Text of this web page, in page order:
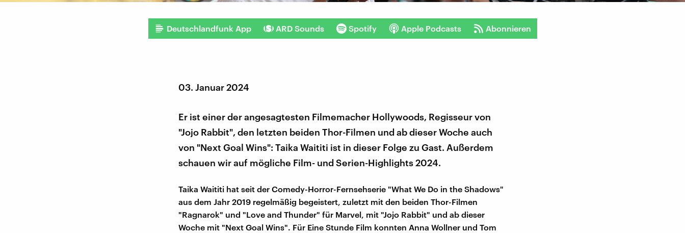
Deutschlandfunk App ARD Sounds Spotify Apple Podcasts Abonnieren
03. Januar 2024
Er ist einer der angesagtesten Filmemacher Hollywoods, Regisseur von
"Jojo Rabbit", den letzten beiden Thor-Filmen und ab dieser Woche auch
von "Next Goal Wins": Taika Waititi ist in dieser Folge zu Gast. Außerdem
schauen wir auf mögliche Film- und Serien-Highlights 2024.
Taika Waititi hat seit der Comedy-Horror-Fernsehserie "What We Do in the Shadows"
aus dem Jahr 2019 regelmäßig begeistert, zuletzt mit den beiden Thor-Filmen
"Ragnarok" und "Love and Thunder" für Marvel, mit "Jojo Rabbit" und ab dieser
Woche mit "Next Goal Wins". Für Eine Stunde Film konnten Anna Wollner und Tom